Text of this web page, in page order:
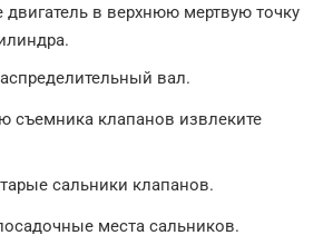
двигатель в верхнюю мертвую точку
вал.
съемника клапанов извлеките
сальники клапанов.
места сальников.